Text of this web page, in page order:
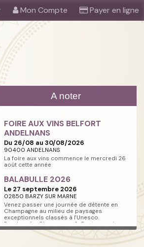
Mon Compte Payer en ligne
A noter
FOIRE AUX VINS BELFORT
ANDELNANS
Du 26/08 au 30/08/2026
90400 ANDELNANS
La foire aux vins commence le mercredi 26
août cette année
BALABULLE 2026
Le 27 septembre 2026
02850 BARZY SUR MARNE
Venez passer une journée de détente en
Champagne au milieu de paysages
exceptionnels classés à l'Unesco.
Randonnée, Champagne & Gastronomie au
RDV.